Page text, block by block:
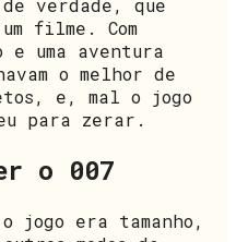
verdade, que
filme. Com
uma aventura
o melhor de
e, mal o jogo
para zerar.
o 007
jogo era tamanho,